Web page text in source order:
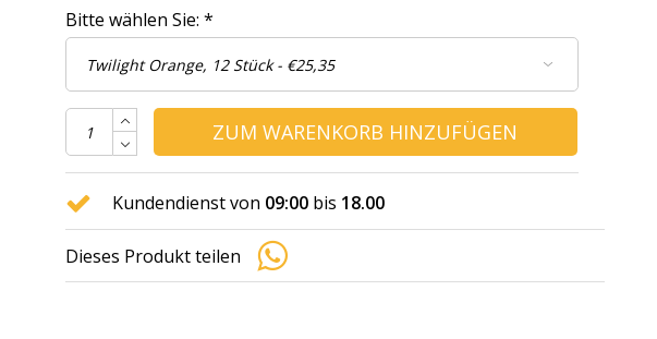
Bitte wählen Sie: *
ZUM WARENKORB HINZUFÜGEN
Kundendienst von 09:00 bis 18.00
Dieses Produkt teilen